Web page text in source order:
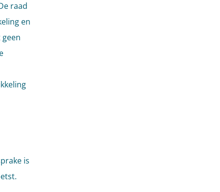
raad
en
is